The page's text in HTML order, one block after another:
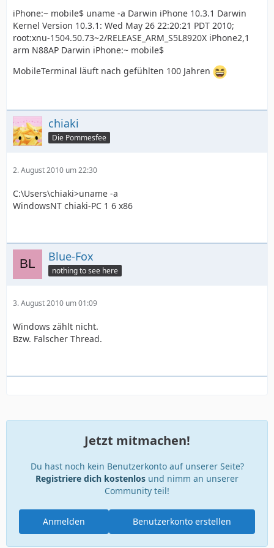
iPhone:~ mobile$ uname -a Darwin iPhone 10.3.1 Darwin
Kernel Version 10.3.1: Wed May 26 22:20:21 PDT 2010;
root:xnu-1504.50.73~2/RELEASE_ARM_S5L8920X iPhone2,1
arm N88AP Darwin iPhone:~ mobile$
MobileTerminal läuft nach gefühlten 100 Jahren
chiaki
Die Pommesfee
2. August 2010 um 22:30
C:\Users\chiaki>uname -a
WindowsNT chiaki-PC 1 6 x86
Blue-Fox
nothing to see here
3. August 2010 um 01:09
Windows zählt nicht.
Bzw. Falscher Thread.
Jetzt mitmachen!
Du hast noch kein Benutzerkonto auf unserer Seite?
Registriere dich kostenlos und nimm an unserer
Community teil!
Benutzerkonto erstellen
Anmelden